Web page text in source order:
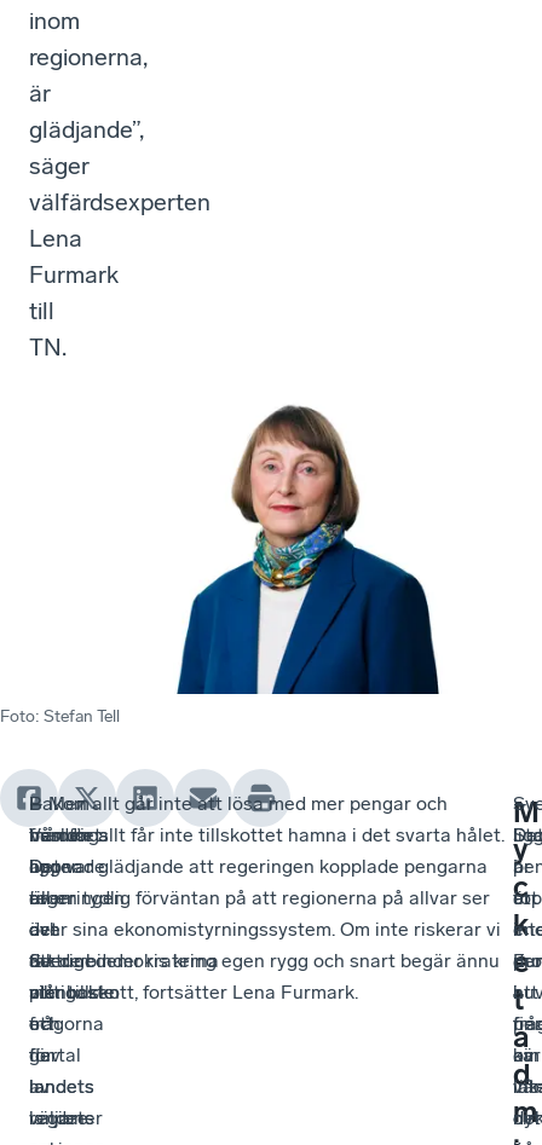
inom
regionerna,
är
glädjande”,
säger
välfärdsexperten
Lena
Furmark
till
TN.
Foto: Stefan Tell
I
måndags
öppnade
regeringen
och
Sverigedemokraterna
plånboken
och
gav
landets
regioner
–
Vården
är
en
av
de
viktigaste
frågorna
för
landets
väljare
Bakom
beslutet
ligger
även
det
faktum
att
ett
flertal
av
landets
– Men allt går inte att lösa med mer pengar och
framför allt får inte tillskottet hamna i det svarta hålet.
Det var glädjande att regeringen kopplade pengarna
till en tydlig förväntan på att regionerna på allvar ser
över sina ekonomistyrningssystem. Om inte riskerar vi
att de binder ris kring egen rygg och snart begär ännu
mer tillskott, fortsätter Lena Furmark.
M
y
c
k
e
t
a
d
m
i
i
i
om
–
är
ett
att
–
är
av